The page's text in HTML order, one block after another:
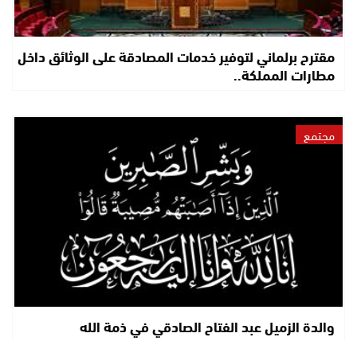
مقترح برلماني لتوفير خدمات المصادقة على الوثائق داخل
مطارات المملكة..
مجتمع
والدة الزميل عبد الفتاح الصادقي في ذمة الله